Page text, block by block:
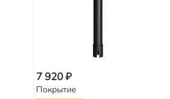
7 920 ₽
Покрытие